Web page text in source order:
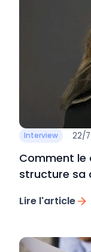
Interview 22/
Comment le
structure sa
Lire l'article